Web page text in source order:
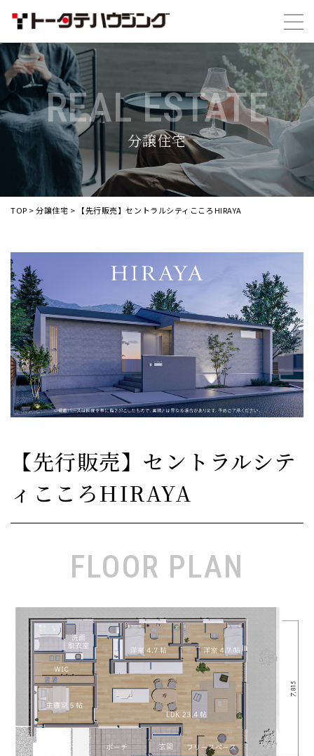
REAL ESTATE
分譲住宅
TOP >分譲住宅 > 【先行販売】セントラルシティこころHIRAYA
【先行販売】セントラルシテ
ィこころHIRAYA
FLOOR PLAN